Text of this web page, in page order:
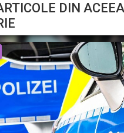
DIN